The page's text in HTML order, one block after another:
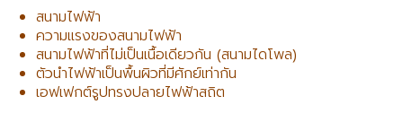
สนามไฟฟ้า
ความแรงของสนามไฟฟ้า
สนามไฟฟ้าที่ไม่เป็นเนื้อเดียวกัน (สนามไดโพล)
ตัวนำไฟฟ้าเป็นพื้นผิวที่มีศักย์เท่ากัน
เอฟเฟกต์รูปทรงปลายไฟฟ้าสถิต